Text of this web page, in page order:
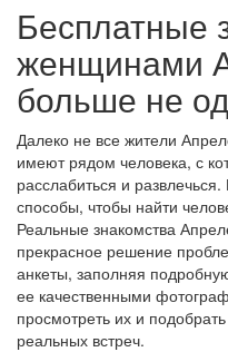
Бесплатные
женщинами
больше не
Далеко не все жители
имеют рядом человека, с
расслабиться и
способы, чтобы найти
Реальные знакомства
прекрасное решение
анкеты, заполняя
ее качественными
просмотреть их и
реальных встреч.